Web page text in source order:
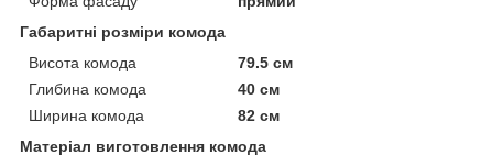
Габаритні розміри комода
Висота комода
79.5 см
Глибина комода
40 см
Ширина комода
82 см
Матеріал виготовлення комода